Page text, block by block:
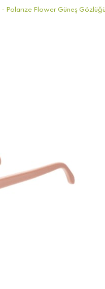
- Polarıze Flower Güneş